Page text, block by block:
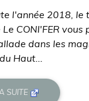
l'année 2018, le
CONI'FER vous
dans les
Haut...
SUITE